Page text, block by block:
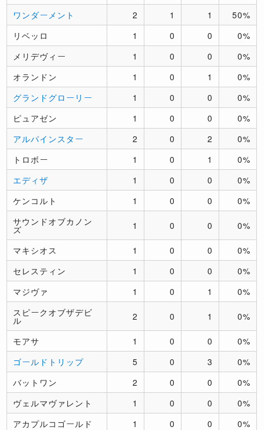
ワンダーメント 2 1 1
50%
リベッロ
1 0 0
0%
メリデヴィー
1 0 0
0%
オランドン
1 0 1
0%
グランドグローリー
1 0 0
0%
ピュアゼン
1 0 0
0%
アルパインスター
2 0 2
0%
トロボー
1 0 1
0%
エディザ
1 0 0
0%
ケンコルト
1 0 0
0%
サウンドオブカノン
ズ 1 0 0 0%
マキシオス 1 0 0
0%
セレスティン
1 0 0
0%
マジヴァ
1 0 1
0%
スピークオブザデビ
ル 2 0 1 0%
モアサ 1 0 0
0%
ゴールドトリップ
5 0 3
0%
バットワン
2 0 0
0%
ヴェルマヴァレント
1 0 0
0%
アカプルコゴールド
1 0 0
0%